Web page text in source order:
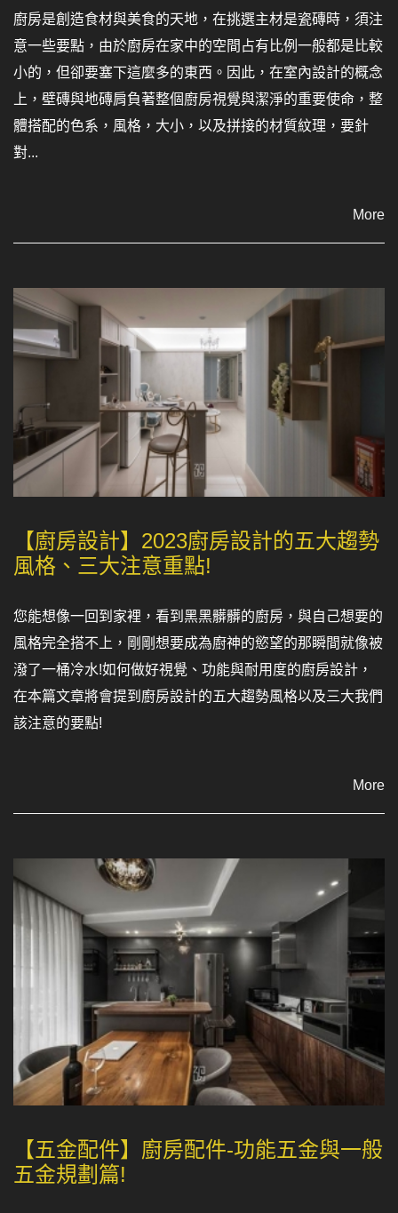
廚房是創造食材與美食的天地，在挑選主材是瓷磚時，須注
意一些要點，由於廚房在家中的空間占有比例一般都是比較
小的，但卻要塞下這麼多的東西。因此，在室內設計的概念
上，壁磚與地磚肩負著整個廚房視覺與潔淨的重要使命，整
體搭配的色系，風格，大小，以及拼接的材質紋理，要針
對...
More
【廚房設計】2023廚房設計的五大趨勢
風格、三大注意重點!
您能想像一回到家裡，看到黑黑髒髒的廚房，與自己想要的
風格完全搭不上，剛剛想要成為廚神的慾望的那瞬間就像被
潑了一桶冷水!如何做好視覺、功能與耐用度的廚房設計，
在本篇文章將會提到廚房設計的五大趨勢風格以及三大我們
該注意的要點!
More
【五金配件】廚房配件-功能五金與一般
五金規劃篇!